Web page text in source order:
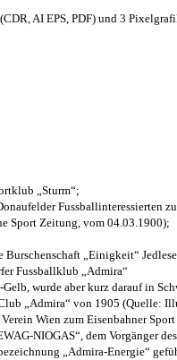
AI EPS, PDF) und 3
„Sturm“;
Fussballinteressierten
Sport Zeitung, vom 04.03.1900);
„Einigkeit“
Fussballklub „Admira“
wurde aber kurz darauf in
„Admira“ von 1905 (Quelle:
Wien zum Eisenbahner
NIOGAS“, dem Vorgänger
„Admira-Energie“